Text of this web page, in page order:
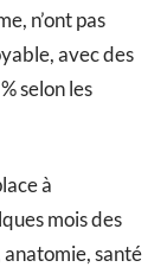
n’ont pas
avec des
selon les
à
mois des
santé